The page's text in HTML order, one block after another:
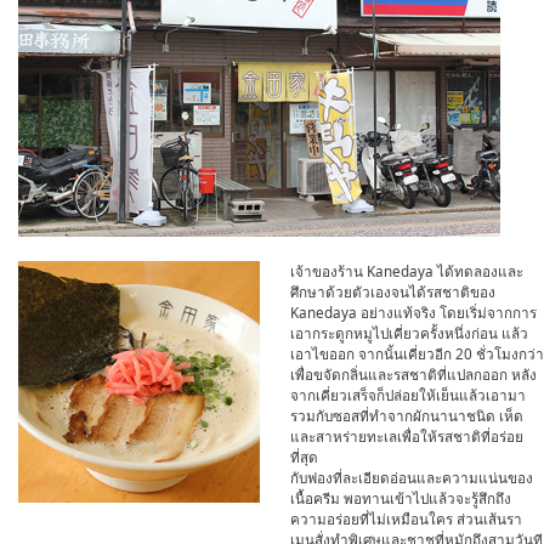
เจ้าของร้าน Kanedaya ได้ทดลองและ
ศึกษาด้วยตัวเองจนได้รสชาติของ
Kanedaya อย่างแท้จริง โดยเริ่ม่จากการ
เอากระดูกหมูไปเคี่ยวครั้งหนึ่งก่อน แล้ว
เอาไขออก จากนั้นเคี่ยวอีก 20 ชั่วโมงกว่า
เพื่อขจัดกลิ่นและรสชาติที่แปลกออก หลัง
จากเคี่ยวเสร็จก็ปล่อยให้เย็นแล้วเอามา
รวมกับซอสที่ทำจากผักนานาชนิด เห็ด
และสาหร่ายทะเลเพื่อให้รสชาติที่อร่อย
ที่สุด
กับฟองที่ละเอียดอ่อนและความแน่นของ
เนื้อครีม พอทานเข้าไปแล้วจะรู้สึกถึง
ความอร่อยที่ไม่เหมือนใคร ส่วนเส้นรา
เมนสั่งทำพิเศษและชาชูที่หมักถึงสามวันที